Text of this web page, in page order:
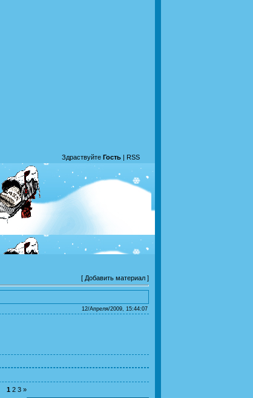
Здраствуйте Гость | RSS
[ Добавить материал ]
12/Апреля/2009, 15:44:07
1 2 3 »